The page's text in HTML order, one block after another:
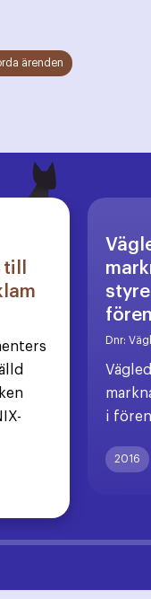
ärenden
Dnr:
i
2016